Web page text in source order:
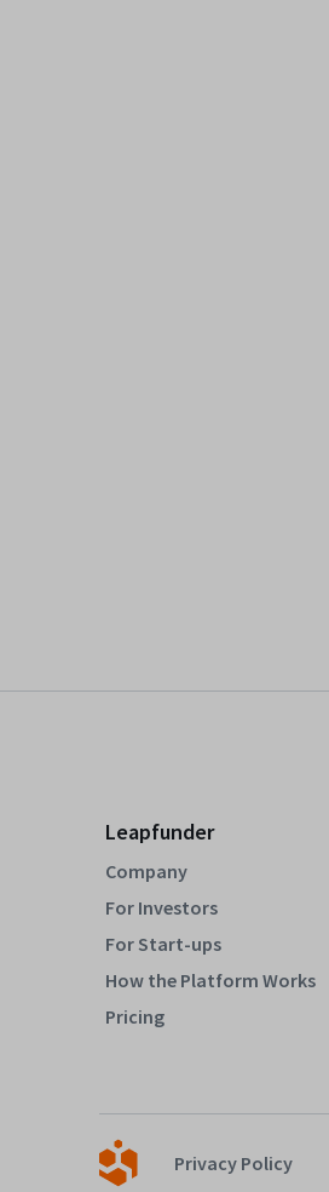
Leapfunder
Company
For Investors
For Start-ups
How the Platform Works
Pricing
Privacy Policy